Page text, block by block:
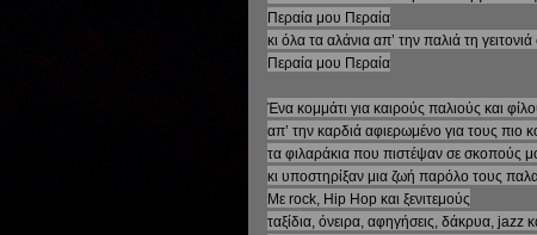
Περαία μου Περαία
κι όλα τα αλάνια απ’ την παλιά τη
Περαία μου Περαία
Ένα κομμάτι για καιρούς παλιούς και
απ’ την καρδιά αφιερωμένο για τους πιο
τα φιλαράκια που πιστέψαν σε σκοπούς
κι υποστηρίξαν μια ζωή παρόλο τους
Με rock, Hip Hop και ξενιτεμούς
ταξίδια, όνειρα, αφηγήσεις, δάκρυα, jazz